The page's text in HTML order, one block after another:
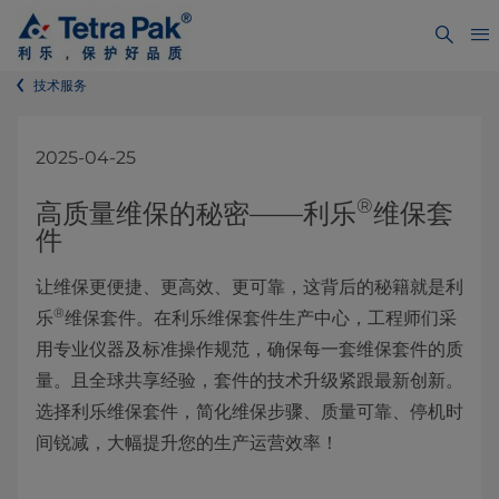
技术服务
2025-04-25
高质量维保的秘密——利乐®维保套
件
让维保更便捷、更高效、更可靠，这背后的秘籍就是利
乐®维保套件。在利乐维保套件生产中心，工程师们采
用专业仪器及标准操作规范，确保每一套维保套件的质
量。且全球共享经验，套件的技术升级紧跟最新创新。
选择利乐维保套件，简化维保步骤、质量可靠、停机时
间锐减，大幅提升您的生产运营效率！